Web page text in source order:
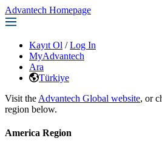
Advantech Homepage
Kayıt Ol / Log In
MyAdvantech
Ara
Türkiye
Visit the Advantech Global website, or
region below.
America Region